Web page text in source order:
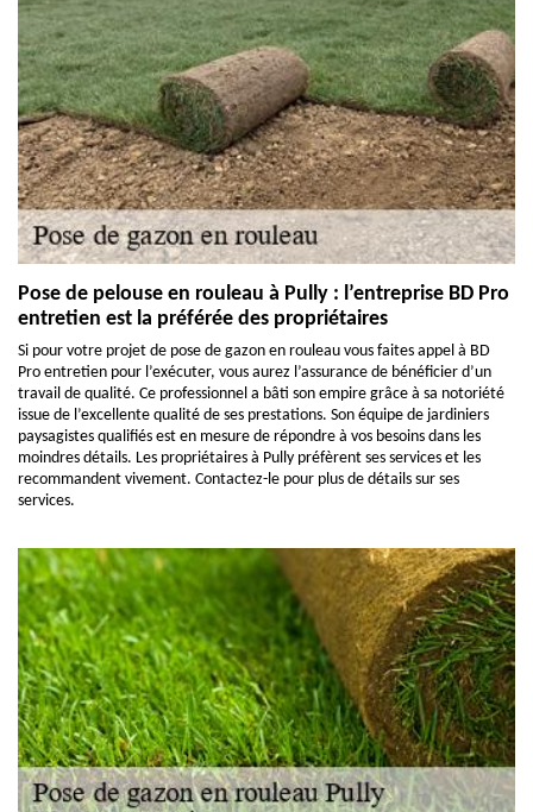
Pose de pelouse en rouleau à Pully : l’entreprise BD Pro
entretien est la préférée des propriétaires
Si pour votre projet de pose de gazon en rouleau vous faites appel à BD
Pro entretien pour l’exécuter, vous aurez l’assurance de bénéficier d’un
travail de qualité. Ce professionnel a bâti son empire grâce à sa notoriété
issue de l’excellente qualité de ses prestations. Son équipe de jardiniers
paysagistes qualifiés est en mesure de répondre à vos besoins dans les
moindres détails. Les propriétaires à Pully préfèrent ses services et les
recommandent vivement. Contactez-le pour plus de détails sur ses
services.